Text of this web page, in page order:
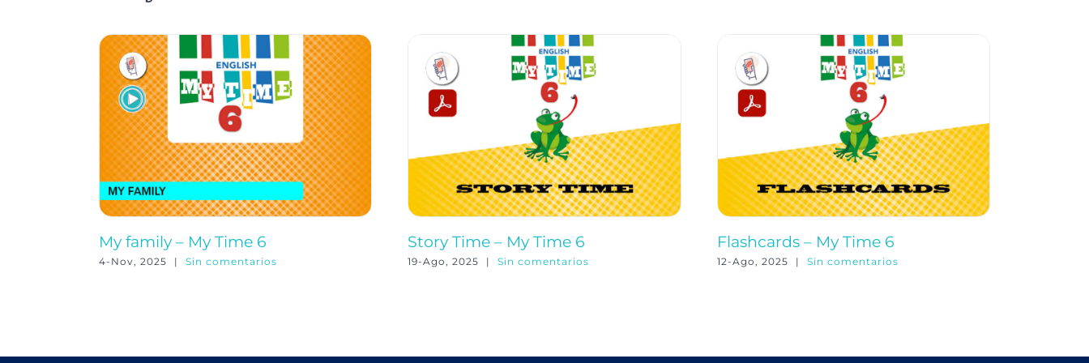
My family – My Time 6
4-Nov, 2025 | Sin comentarios
Story Time – My Time 6
19-Ago, 2025 | Sin comentarios
Flashcards – My Time 6
12-Ago, 2025 | Sin comentarios